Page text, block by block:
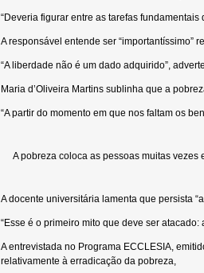
“Deveria figurar entre as tarefas
A responsável entende ser “importantíssimo”
“A liberdade não é um dado adquirido”,
Maria d’Oliveira Martins sublinha que a
“A partir do momento em que nos faltam os
A pobreza coloca as pessoas muitas
A docente universitária lamenta que persista
“Esse é o primeiro mito que deve ser
A entrevistada no Programa ECCLESIA,
relativamente à erradicação da pobreza,